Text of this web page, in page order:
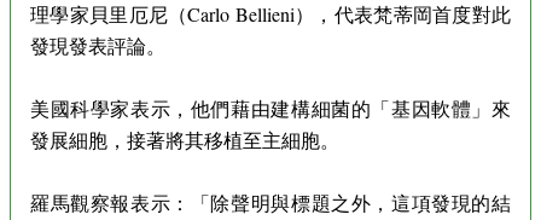
理學家貝里厄尼（Carlo Bellieni），代表梵蒂岡首度對此
發現發表評論。
美國科學家表示，他們藉由建構細菌的「基因軟體」來
發展細胞，接著將其移植至主細胞。
羅馬觀察報表示：「除聲明與標題之外，這項發現的結